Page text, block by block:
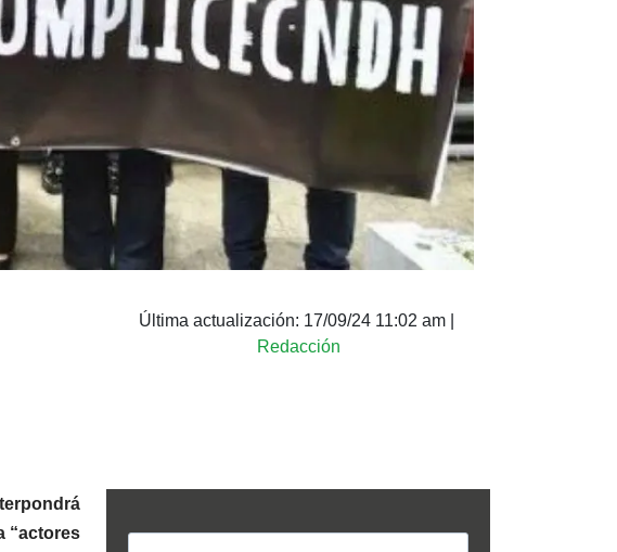
Última actualización: 17/09/24 11:02 am|
Redacción
“actores